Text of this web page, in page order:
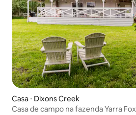
Casa ⋅ Dixons Creek
Casa de campo na fazenda Yarra Fox